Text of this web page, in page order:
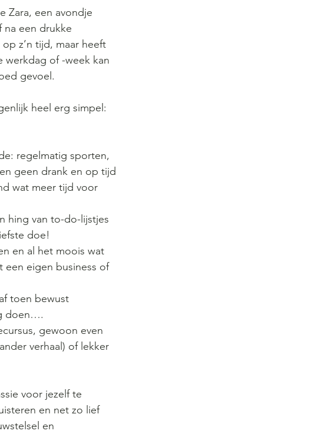
Zara, een avondje
een drukke
z’n tijd, maar heeft
werkdag of -week kan
gevoel.
heel erg simpel:
regelmatig sporten,
geen drank en op tijd
wat meer tijd voor
hing van to-do-lijstjes
doe!
en al het moois wat
een eigen business of
toen bewust
doen….
gewoon even
verhaal) of lekker
voor jezelf te
en net zo lief
en